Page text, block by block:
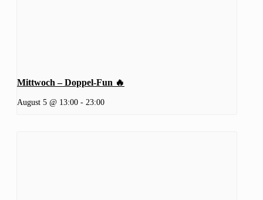
Mittwoch – Doppel-Fun 🔥
August 5 @ 13:00 - 23:00